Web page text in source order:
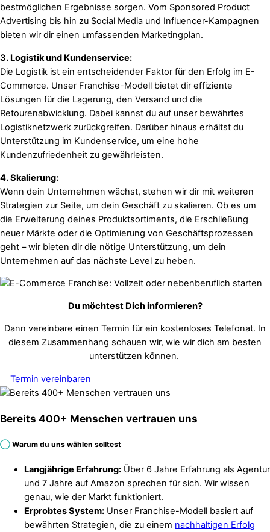
bestmöglichen Ergebnisse sorgen. Vom Sponsored Product
Advertising bis hin zu Social Media und Influencer-Kampagnen
bieten wir dir einen umfassenden Marketingplan.
3. Logistik und Kundenservice:
Die Logistik ist ein entscheidender Faktor für den Erfolg im E-
Commerce. Unser Franchise-Modell bietet dir effiziente
Lösungen für die Lagerung, den Versand und die
Retourenabwicklung. Dabei kannst du auf unser bewährtes
Logistiknetzwerk zurückgreifen. Darüber hinaus erhältst du
Unterstützung im Kundenservice, um eine hohe
Kundenzufriedenheit zu gewährleisten.
4. Skalierung:
Wenn dein Unternehmen wächst, stehen wir dir mit weiteren
Strategien zur Seite, um dein Geschäft zu skalieren. Ob es um
die Erweiterung deines Produktsortiments, die Erschließung
neuer Märkte oder die Optimierung von Geschäftsprozessen
geht – wir bieten dir die nötige Unterstützung, um dein
Unternehmen auf das nächste Level zu heben.
Du möchtest Dich informieren?
Dann vereinbare einen Termin für ein kostenloses Telefonat. In
diesem Zusammenhang schauen wir, wie wir dich am besten
unterstützen können.
Termin vereinbaren
Bereits 400+ Menschen vertrauen uns
◯ Warum du uns wählen solltest
Langjährige Erfahrung: Über 6 Jahre Erfahrung als Agentur
und 7 Jahre auf Amazon sprechen für sich. Wir wissen
genau, wie der Markt funktioniert.
Erprobtes System: Unser Franchise-Modell basiert auf
bewährten Strategien, die zu einem nachhaltigen Erfolg